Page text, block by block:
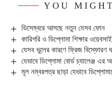
YOU
ডিসেম্বরে আসছে নতুন যেসব ফোন
কারিগরি ও ডিপ্লোমা শিক্ষার
যেসব ভুলের কারণে ফ্রিজ বিস্ফোরণ
যেভাবে ডিপ্লোমা বোর্ড চ্যালেঞ্জ এর
মূল নম্বরপত্র ছাড়া যেভাবে